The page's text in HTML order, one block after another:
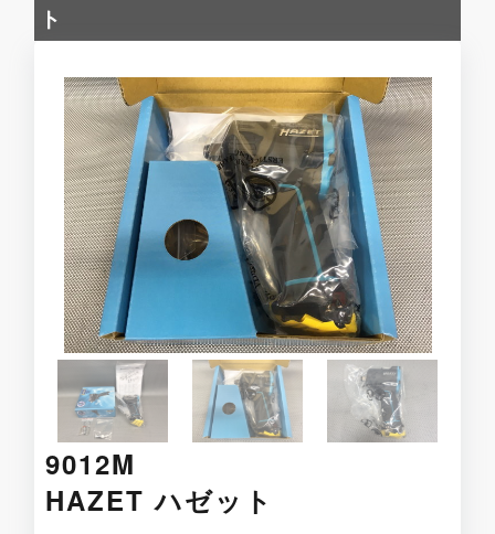
ト
9012M
HAZET ハゼット